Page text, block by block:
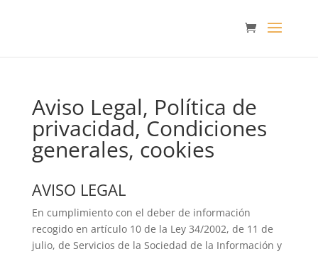
Aviso Legal, Política de
privacidad, Condiciones
generales, cookies
AVISO LEGAL
En cumplimiento con el deber de información
recogido en artículo 10 de la Ley 34/2002, de 11 de
julio, de Servicios de la Sociedad de la Información y